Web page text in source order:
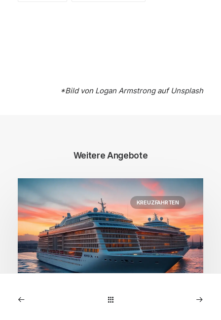
*Bild von Logan Armstrongauf Unsplash
Weitere Angebote
KREUZFAHRTEN